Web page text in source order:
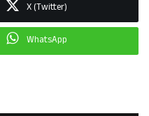
X (Twitter)
WhatsApp